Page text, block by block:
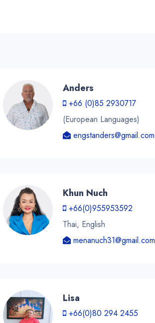
Anders
+66 (0)85 2930717
(European Languages)
engstanders@gmail.com
Khun Nuch
+66(0)955953592
Thai, English
menanuch31@gmail.com
Lisa
+66(0)80 294 2455